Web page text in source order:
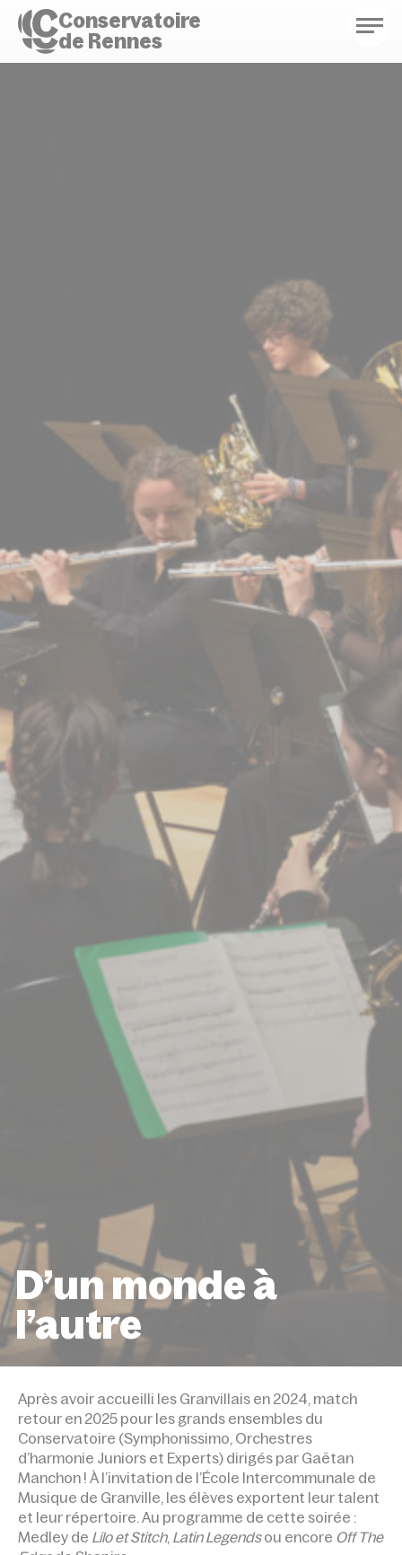
Conservatoire
de Rennes
CANDIDATURES
NEWSLETTER
BILLETTERIE
D’un monde à
l’autre
Après avoir accueilli les Granvillais en 2024, match
retour en 2025 pour les grands ensembles du
Conservatoire (Symphonissimo, Orchestres
d’harmonie Juniors et Experts) dirigés par Gaëtan
Manchon ! À l’invitation de l’École Intercommunale de
Musique de Granville, les élèves exportent leur talent
et leur répertoire. Au programme de cette soirée :
Medley de Lilo et Stitch, Latin Legendsou encore Off The